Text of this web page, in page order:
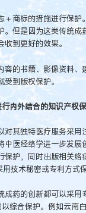
标的措施进行保护
但是因为这类传统
到更好的效果。
书籍、影像资料、
到版权保护。
内外结合的知识产权
独特医疗服务采用
医经络学进一步发展
护，同时出版相关
技术秘密或专利方式保
药的创新都可以采用
综合保护。例如云南